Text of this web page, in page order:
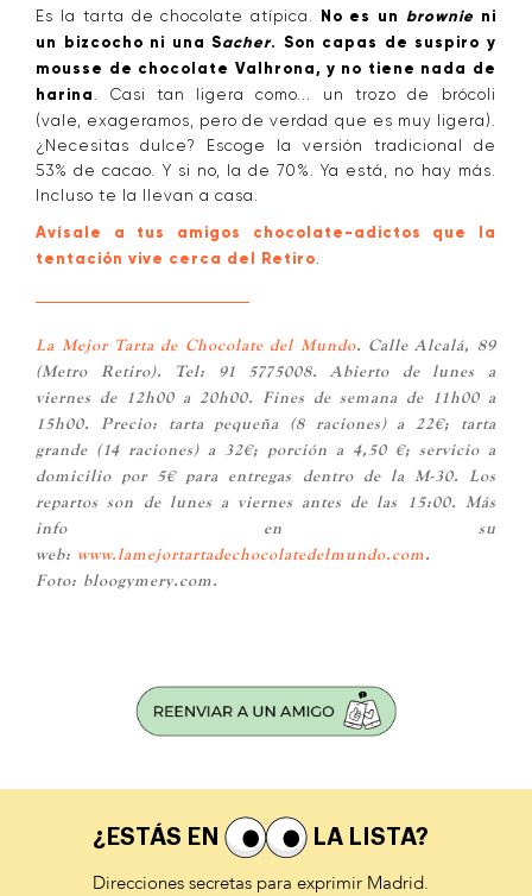
Es la tarta de chocolate atípica. No es un brownie ni
un bizcocho ni una Sacher. Son capas de suspiro y
mousse de chocolate Valhrona, y no tiene nada de
harina
. Casi tan ligera como... un trozo de brócoli
(vale, exageramos, pero de verdad que es muy ligera).
¿Necesitas dulce? Escoge la versión tradicional de
53% de cacao. Y si no, la de 70%. Ya está, no hay más.
Incluso te la llevan a casa.
Avísale a tus amigos chocolate-adictos que la
tentación vive cerca del Retiro
La Mejor Tarta de Chocolate del Mundo. Calle Alcalá, 89
(Metro Retiro). Tel: 91 5775008. Abierto de lunes a
viernes de 12h00 a 20h00. Fines de semana de 11h00 a
15h00. Precio: tarta pequeña (8 raciones) a 22€; tarta
grande (14 raciones) a 32€; porción a 4,50 €; servicio a
domicilio por 5€ para entregas dentro de la M-30. Los
repartos son de lunes a viernes antes de las 15:00. Más
info en su
web: www.lamejortartadechocolatedelmundo.com.
Foto: bloogymery.com.
¿ESTÁS EN
LA LISTA?
Direcciones secretas para exprimir Madrid.